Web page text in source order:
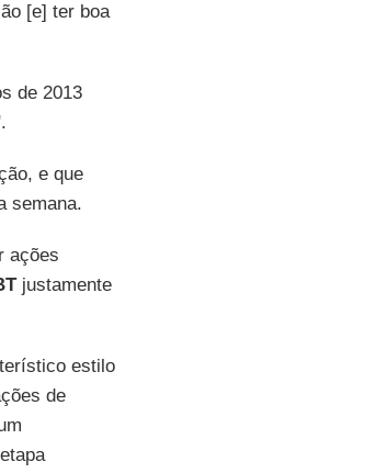
[e] ter boa
de 2013
e que
semana.
ações
justamente
estilo
de